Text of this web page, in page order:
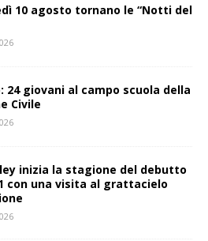
10 agosto tornano le “Notti del
24 giovani al campo scuola della
Civile
inizia la stagione del debutto
con una visita al grattacielo